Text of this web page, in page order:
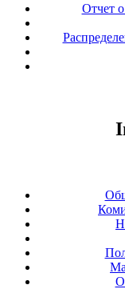
Отчет о